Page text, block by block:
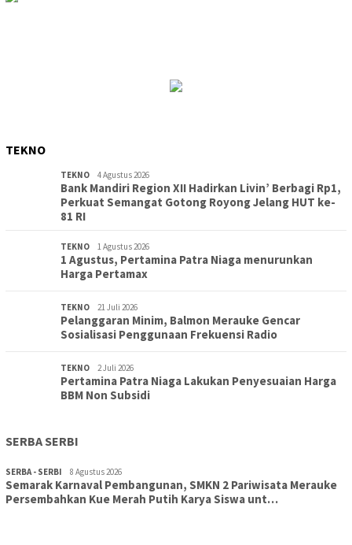
TEKNO
TEKNO 4 Agustus 2026
Bank Mandiri Region XII Hadirkan Livin’ Berbagi Rp1,
Perkuat Semangat Gotong Royong Jelang HUT ke-
81 RI
TEKNO 1 Agustus 2026
1 Agustus, Pertamina Patra Niaga menurunkan
Harga Pertamax
TEKNO 21 Juli 2026
Pelanggaran Minim, Balmon Merauke Gencar
Sosialisasi Penggunaan Frekuensi Radio
TEKNO 2 Juli 2026
Pertamina Patra Niaga Lakukan Penyesuaian Harga
BBM Non Subsidi
SERBA SERBI
SERBA - SERBI 8 Agustus 2026
Semarak Karnaval Pembangunan, SMKN 2 Pariwisata Merauke
Persembahkan Kue Merah Putih Karya Siswa unt…
TOPIK 8 Agustus 2026